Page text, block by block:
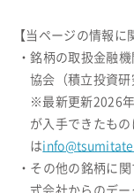
【当ページの情報に
・銘柄の取扱金融
協会（積立投資研
※最新更新2026
が入手できたも
は
・その他の銘柄に
式会社からのデ